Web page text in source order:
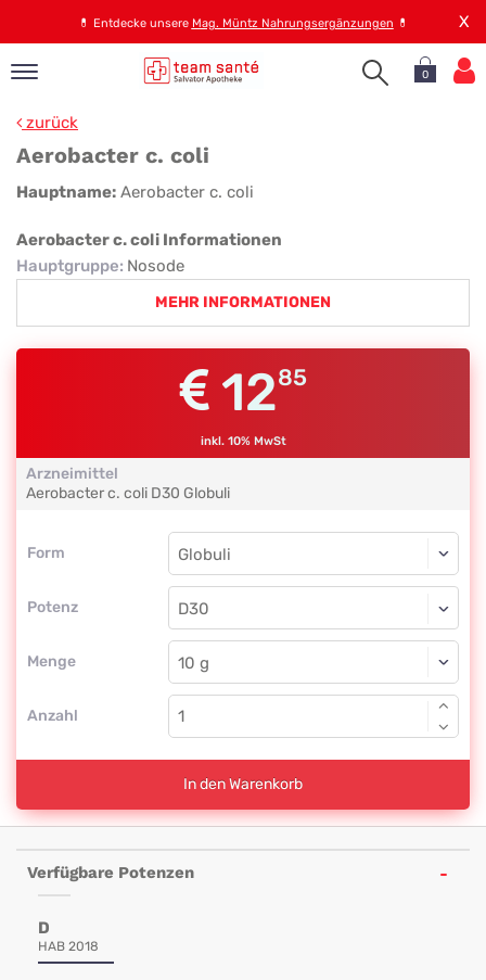
💊 Entdecke unsere Mag. Müntz Nahrungsergänzungen 💊 X
0
zurück
Aerobacter c. coli
Aerobacter
c.
coli
Hauptname: Aerobacter c. coli
Aerobacter c. coli Informationen
Hauptgruppe: Nosode
MEHR INFORMATIONEN
1285
inkl. 10% MwSt
Arzneimittel
Aerobacter c. coli D30 Globuli
Form
Form
Potenz
Globuli
D30
Menge
Globuli
Anzahl
In den Warenkorb
Verfügbare Potenzen
D
HAB 2018